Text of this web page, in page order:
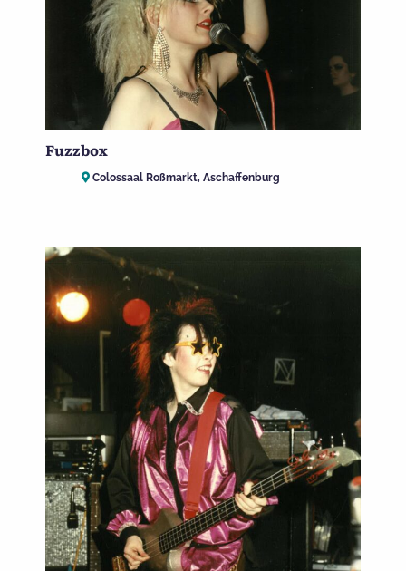
Fuzzbox
Colossaal Roßmarkt, Aschaffenburg